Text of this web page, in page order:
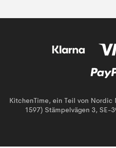
KitchenTime, ein Teil von
1597) Stämpelvägen 3, SE-